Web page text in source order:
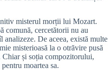
misterul morții lui Mozart.
comună, cercetătorii nu au
analizeze. De aceea, există multe
misterioasă la o otrăvire pusă
și soția compozitorului,
moartea sa.